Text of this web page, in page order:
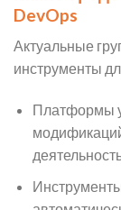
DevOps
Актуальные
инструменты
Платформы